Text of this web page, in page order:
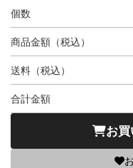
個数
商品金額（税込）
送料（税込）
合計金額
お買